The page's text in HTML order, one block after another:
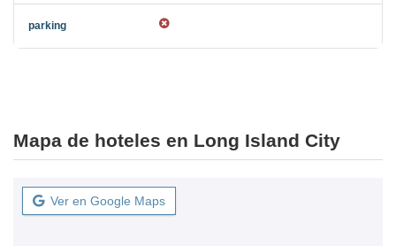
Mapa de hoteles en Long Island City
Ver en Google Maps